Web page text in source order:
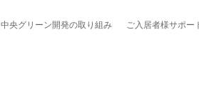
中央グリーン開発の取り組み ご入居者様サポー